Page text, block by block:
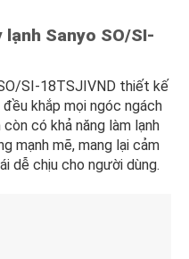
lạnh Sanyo SO/SI-
SI-18TSJIVND thiết kế
khắp mọi ngóc ngách
có khả năng làm lạnh
mạnh mẽ, mang lại cảm
dễ chịu cho người dùng.